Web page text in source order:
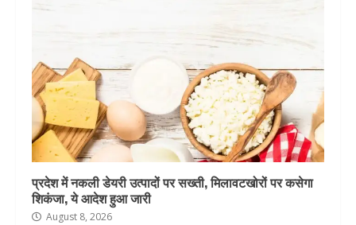
प्रदेश में नकली डेयरी उत्पादों पर सख्ती, मिलावटखोरों पर कसेगा
शिकंजा, ये आदेश हुआ जारी
August 8, 2026